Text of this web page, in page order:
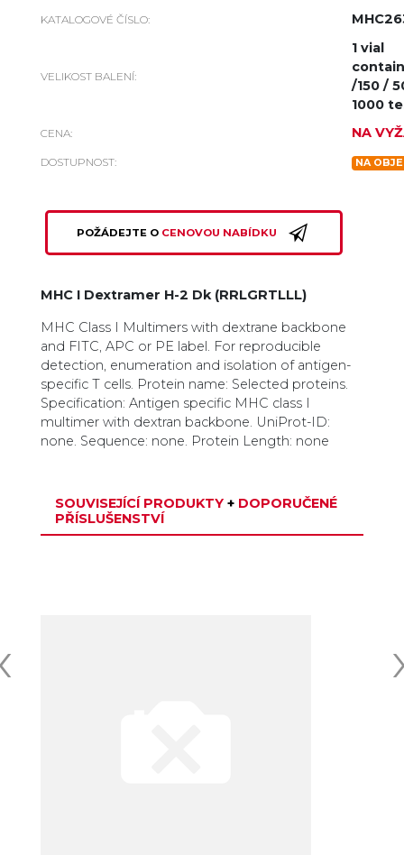
KATALOGOVÉ ČÍSLO:
VELIKOST BALENÍ:
1 vial
/150 /
1000
CENA: NA
DOSTUPNOST: NA
POŽÁDEJTE O CENOVOU NABÍDKU
MHC I Dextramer H-2 Dk (RRLGRTLLL)
MHC Class I Multimers with dextrane backbone
and FITC, APC or PE label. For reproducible
detection, enumeration and isolation of antigen-
specific T cells. Protein name: Selected proteins.
Specification: Antigen specific MHC class I
multimer with dextran backbone. UniProt-ID:
none. Sequence: none. Protein Length: none
SOUVISEJÍCÍ PRODUKTY +DOPORUČENÉ
PŘÍSLUŠENSTVÍ